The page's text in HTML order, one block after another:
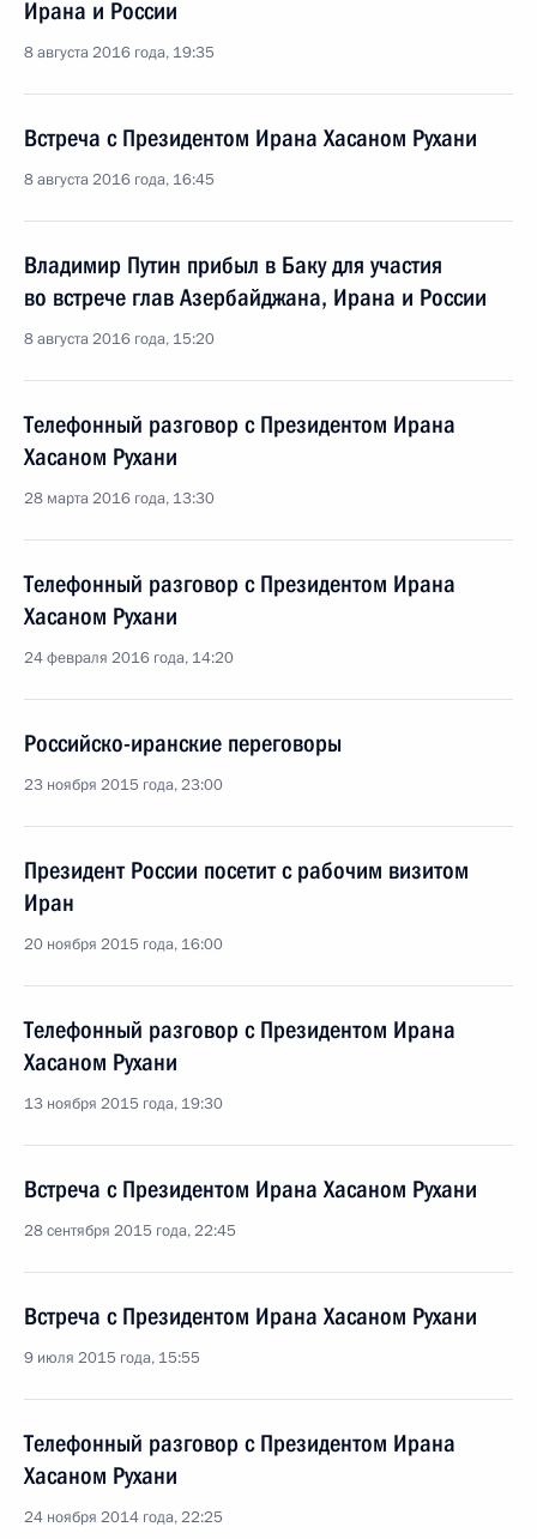
Ирана и России
8 августа 2016 года, 19:35
Встреча с Президентом Ирана Хасаном Рухани
8 августа 2016 года, 16:45
Владимир Путин прибыл в Баку для участия
во встрече глав Азербайджана, Ирана и России
8 августа 2016 года, 15:20
Телефонный разговор с Президентом Ирана
Хасаном Рухани
28 марта 2016 года, 13:30
Телефонный разговор с Президентом Ирана
Хасаном Рухани
24 февраля 2016 года, 14:20
Российско-иранские переговоры
23 ноября 2015 года, 23:00
Президент России посетит с рабочим визитом
Иран
20 ноября 2015 года, 16:00
Телефонный разговор с Президентом Ирана
Хасаном Рухани
13 ноября 2015 года, 19:30
Встреча с Президентом Ирана Хасаном Рухани
28 сентября 2015 года, 22:45
Встреча с Президентом Ирана Хасаном Рухани
9 июля 2015 года, 15:55
Телефонный разговор с Президентом Ирана
Хасаном Рухани
24 ноября 2014 года, 22:25